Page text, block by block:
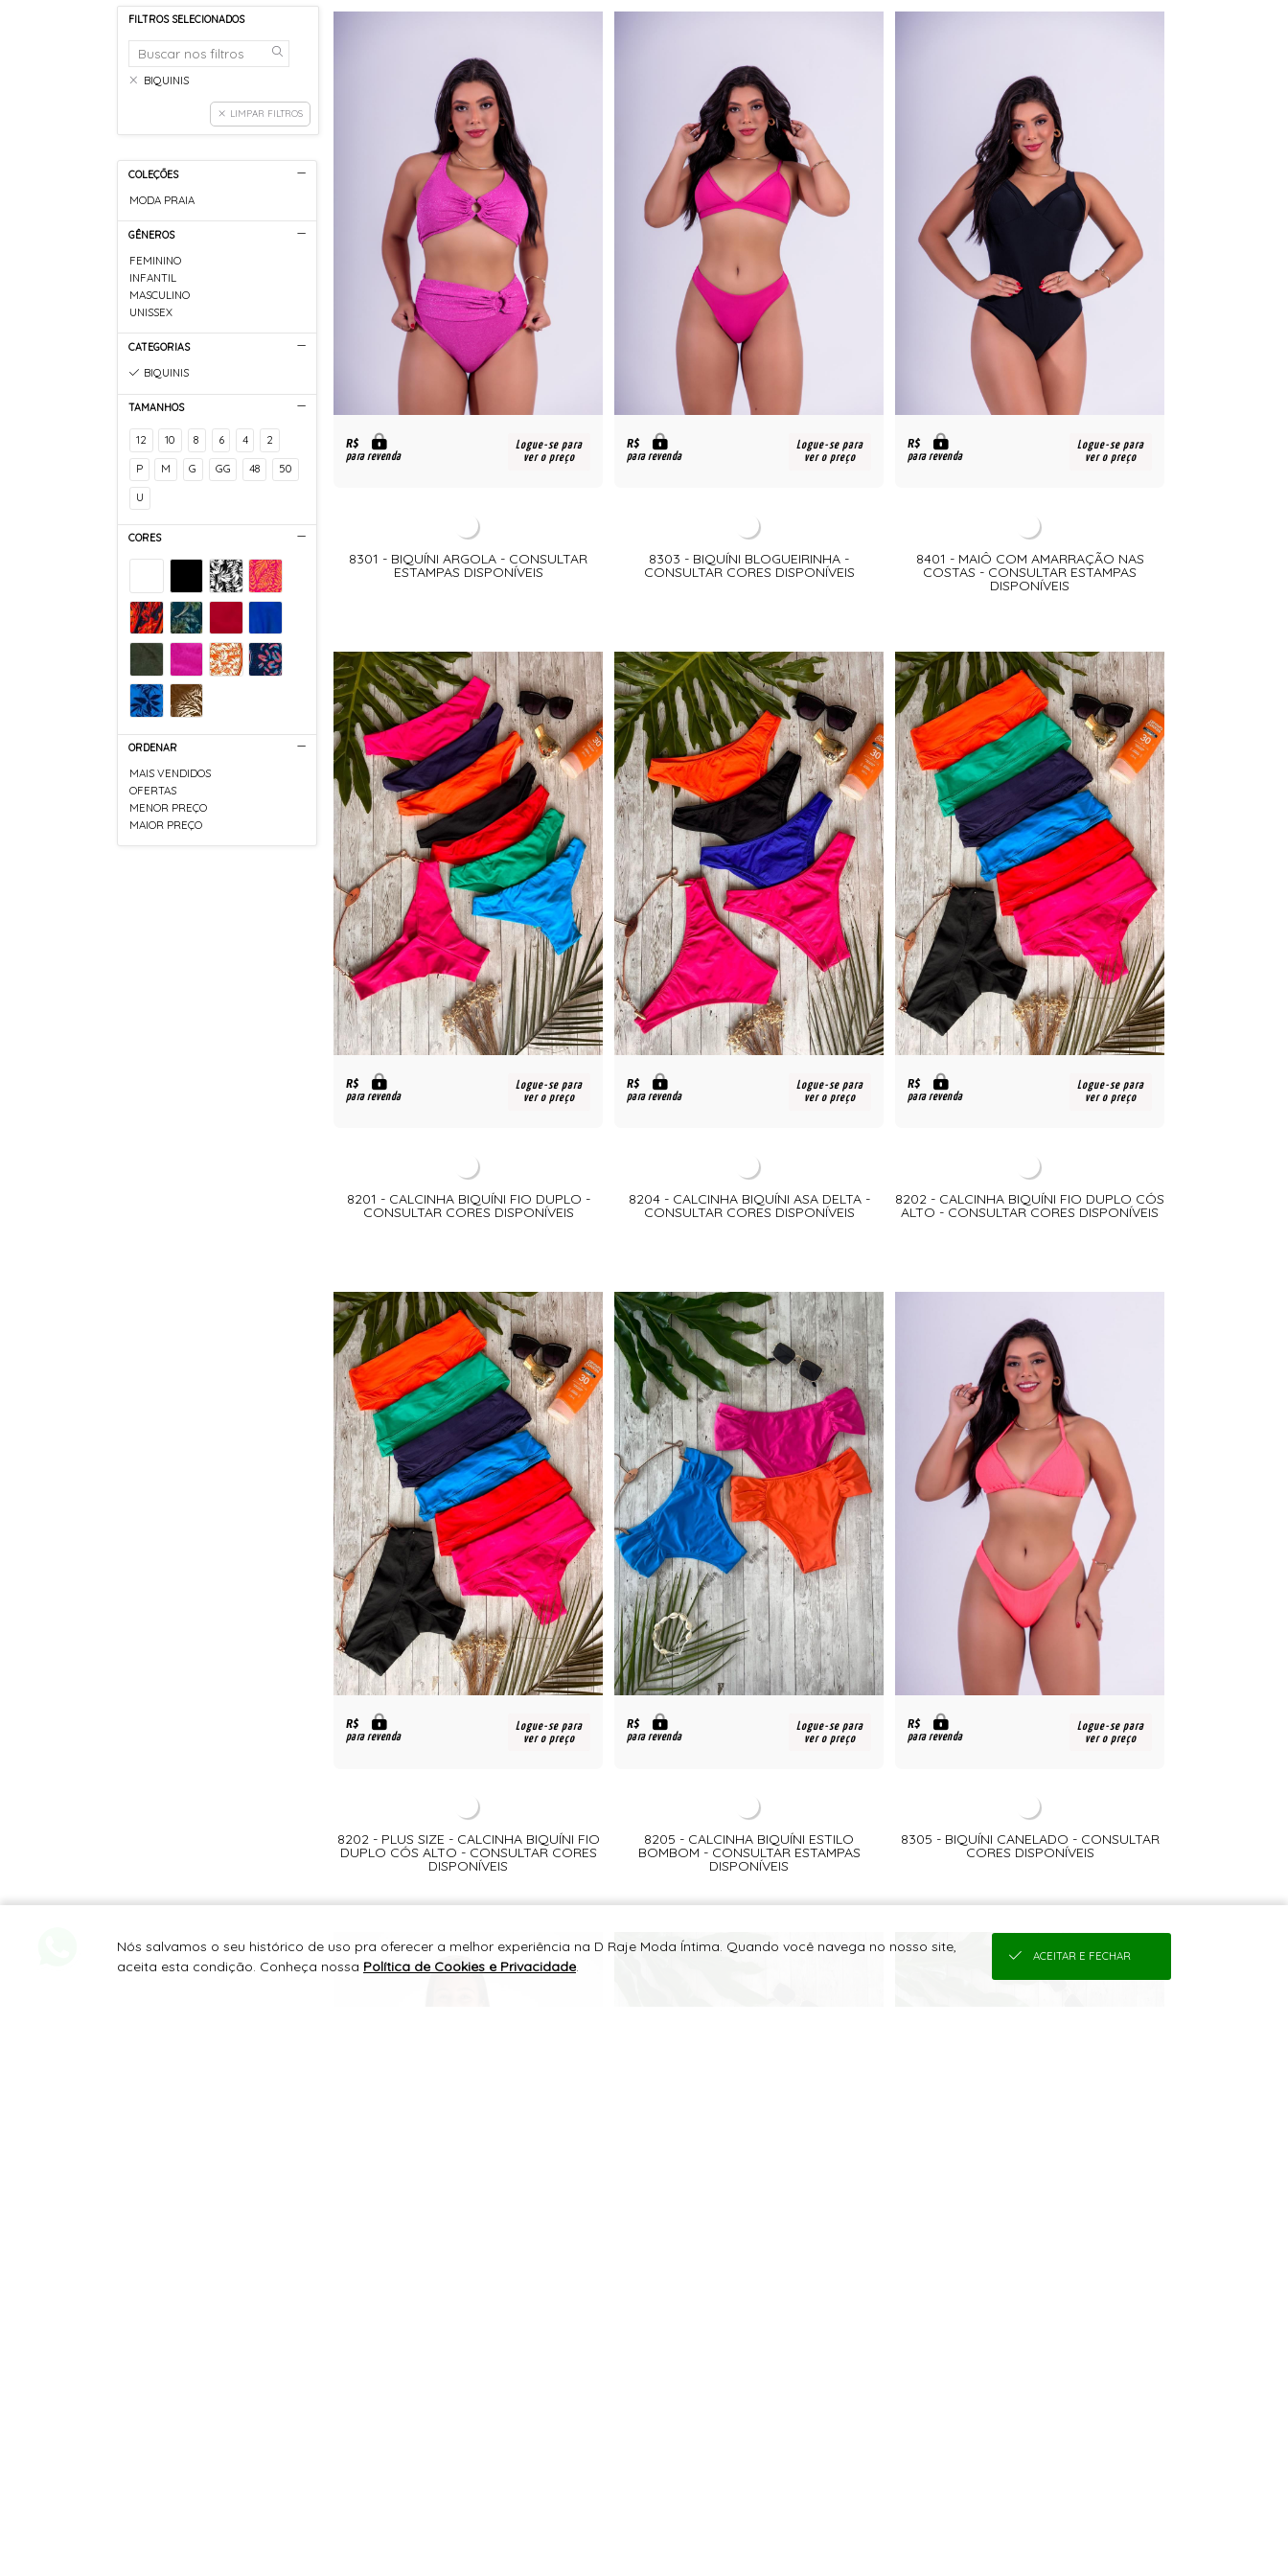
FILTROS SELECIONADOS
BIQUINIS
LIMPAR FILTROS
COLEÇÕES
MODA PRAIA
GÊNEROS
FEMININO
INFANTIL
MASCULINO
UNISSEX
CATEGORIAS
BIQUINIS
TAMANHOS
12 10 8 6 4 2
P M G GG 48 50
U
CORES
ORDENAR
MAIS VENDIDOS
OFERTAS
MENOR PREÇO
MAIOR PREÇO
R$
para revenda
Logue-se para
ver o preço
8301 - BIQUÍNI ARGOLA - CONSULTAR
ESTAMPAS DISPONÍVEIS
R$
para revenda
Logue-se para
ver o preço
8303 - BIQUÍNI BLOGUEIRINHA -
CONSULTAR CORES DISPONÍVEIS
R$
para revenda
Logue-se para
ver o preço
8401 - MAIÔ COM AMARRAÇÃO NAS
COSTAS - CONSULTAR ESTAMPAS
DISPONÍVEIS
R$
para revenda
Logue-se para
ver o preço
8201 - CALCINHA BIQUÍNI FIO DUPLO -
CONSULTAR CORES DISPONÍVEIS
R$
para revenda
Logue-se para
ver o preço
8204 - CALCINHA BIQUÍNI ASA DELTA -
CONSULTAR CORES DISPONÍVEIS
R$
para revenda
Logue-se para
ver o preço
8202 - CALCINHA BIQUÍNI FIO DUPLO CÓS
ALTO - CONSULTAR CORES DISPONÍVEIS
R$
para revenda
Logue-se para
ver o preço
8202 - PLUS SIZE - CALCINHA BIQUÍNI FIO
DUPLO CÓS ALTO - CONSULTAR CORES
DISPONÍVEIS
R$
para revenda
Logue-se para
ver o preço
8205 - CALCINHA BIQUÍNI ESTILO
BOMBOM - CONSULTAR ESTAMPAS
DISPONÍVEIS
R$
para revenda
Logue-se para
ver o preço
8305 - BIQUÍNI CANELADO - CONSULTAR
CORES DISPONÍVEIS
Nós salvamos o seu histórico de uso pra oferecer a melhor experiência na D Raje Moda Íntima. Quando você navega no nosso site,
aceita esta condição. Conheça nossa Política de Cookies e Privacidade.
ACEITAR E FECHAR